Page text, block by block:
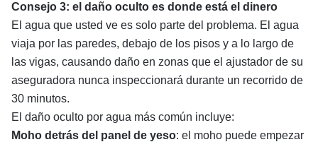
Consejo 3: el daño oculto es donde está el dinero
El agua que usted ve es solo parte del problema. El agua
viaja por las paredes, debajo de los pisos y a lo largo de
las vigas, causando daño en zonas que el ajustador de su
aseguradora nunca inspeccionará durante un recorrido de
30 minutos.
El daño oculto por agua más común incluye:
Moho detrás del panel de yeso: el moho puede empezar